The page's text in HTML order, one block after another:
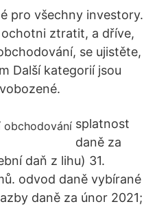
pro všechny investory.
ztratit, a dříve,
se ujistěte,
Další kategorií jsou
splatnost
daně za
daň z lihu) 31.
odvod daně vybírané
daně za únor 2021;